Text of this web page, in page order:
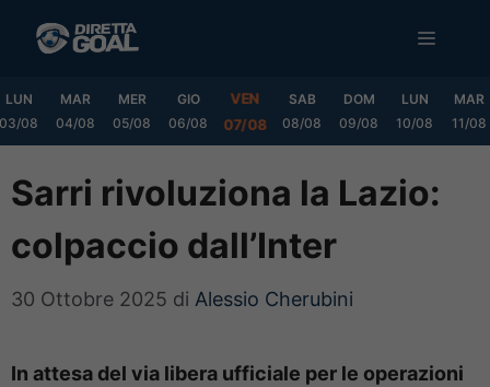
MENU
LUN
03/08
MAR
04/08
MER
05/08
GIO
06/08
VEN
07/08
SAB
08/08
DOM
09/08
LUN
10/08
MAR
11/08
Sarri rivoluziona la Lazio:
colpaccio dall’Inter
30 Ottobre 2025 di Alessio Cherubini
In attesa del via libera ufficiale per le operazioni